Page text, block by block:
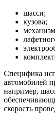
шасси;
кузова;
Специфика
автомобилей
например,
скорость